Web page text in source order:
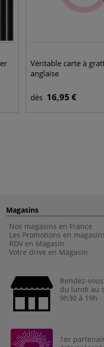
Véritable carte à
anglaise
dès 16,95 €
Magasins
Nos magasins en France
Les Promotions en
RDV en Magasin
Votre drive en Magasin
Rendez-
du lundi au
9h30 à 19h
1er